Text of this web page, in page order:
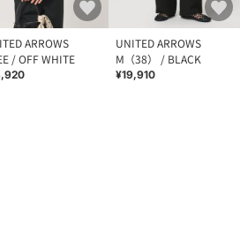
ARROWS
/ OFF WHITE
UNITED ARROWS
M（38） / BLACK
¥19,910